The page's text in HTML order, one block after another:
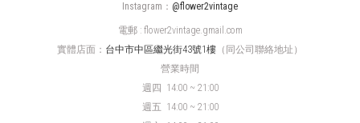
Instagram： @flower2vintage
電郵 : flower2vintage.gmail.com
實體店面： 台中市中區繼光街43號1樓 （同公司聯絡地址）
營業時間
週四
14:00 ~ 21:00
週五 14:00 ~ 21:00